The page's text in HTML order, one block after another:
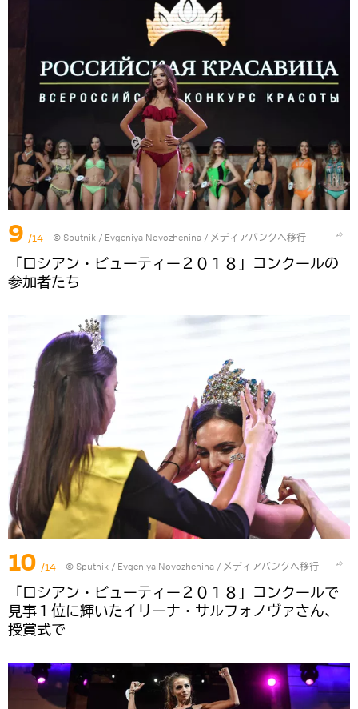
9 /14 © Sputnik / Evgeniya Novozhenina / メディアバンクへ移行
「ロシアン・ビューティー２０１８」コンクールの
参加者たち
10 /14 © Sputnik / Evgeniya Novozhenina / メディアバンクへ移行
「ロシアン・ビューティー２０１８」コンクールで
見事１位に輝いたイリーナ・サルフォノヴァさん、
授賞式で